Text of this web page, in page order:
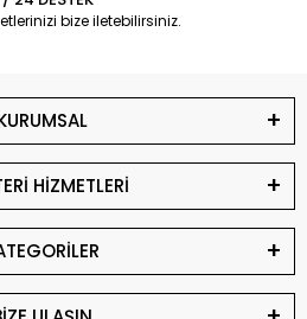
bize iletebilirsiniz.
HİZMETLERİ